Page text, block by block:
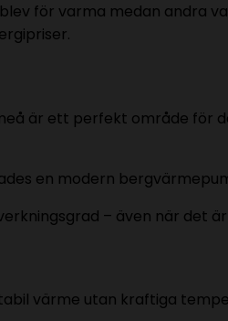
för varma medan andra
är ett perfekt område
en modern
– även när det är
värme utan kraftiga